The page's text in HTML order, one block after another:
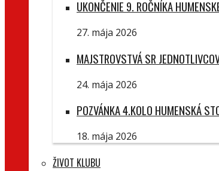
UKONČENIE 9. ROČNÍKA
27. mája 2026
MAJSTROVSTVÁ SR
24. mája 2026
POZVÁNKA 4.KOLO HUMENSKÁ
18. mája 2026
ŽIVOT KLUBU